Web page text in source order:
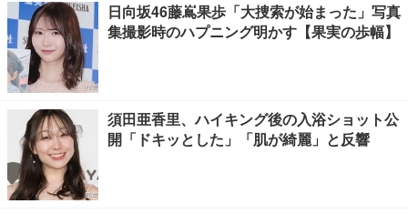
日向坂46藤嶌果歩「大捜索が始まった」写真
集撮影時のハプニング明かす【果実の歩幅】
須田亜香里、ハイキング後の入浴ショット公
開「ドキッとした」「肌が綺麗」と反響